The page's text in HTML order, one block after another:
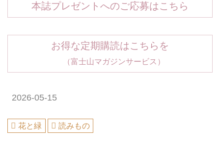
本誌プレゼントへのご応募はこちら
お得な定期購読はこちらを
（富士山マガジンサービス）
2026-05-15
花と緑 読みもの